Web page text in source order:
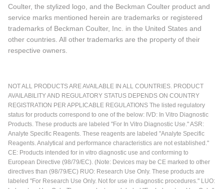
Coulter, the stylized logo, and the Beckman Coulter product and
service marks mentioned herein are trademarks or registered
trademarks of Beckman Coulter, Inc. in the United States and
other countries. All other trademarks are the property of their
respective owners.
NOT ALL PRODUCTS ARE AVAILABLE IN ALL COUNTRIES. PRODUCT
AVAILABILITY AND REGULATORY STATUS DEPENDS ON COUNTRY
REGISTRATION PER APPLICABLE REGULATIONS The listed regulatory
status for products correspond to one of the below: IVD: In Vitro Diagnostic
Products. These products are labeled "For In Vitro Diagnostic Use." ASR:
Analyte Specific Reagents. These reagents are labeled "Analyte Specific
Reagents. Analytical and performance characteristics are not established."
CE: Products intended for in vitro diagnostic use and conforming to
European Directive (98/79/EC). (Note: Devices may be CE marked to other
directives than (98/79/EC) RUO: Research Use Only. These products are
labeled "For Research Use Only. Not for use in diagnostic procedures." LUO: